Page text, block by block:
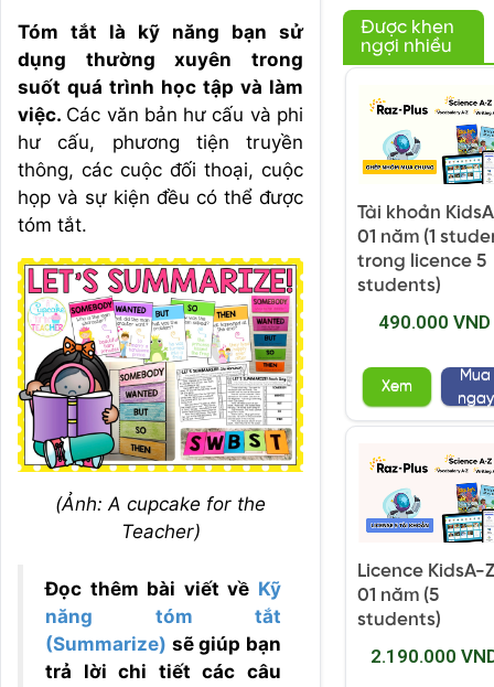
Tóm tắt là kỹ năng bạn sử
dụng thường xuyên trong
suốt quá trình học tập và làm
việc. Các văn bản hư cấu và phi
hư cấu, phương tiện truyền
thông, các cuộc đối thoại, cuộc
họp và sự kiện đều có thể được
tóm tắt.
(Ảnh: A cupcake for the
Teacher)
Đọc thêm bài viết về Kỹ
năng tóm tắt
(Summarize) sẽ giúp bạn
trả lời chi tiết các câu
Được khen
ngợi nhiều
Tài khoản
01 năm (1
trong licence 5
students)
490.000 VND
Xem
Mua
ngay
Licence KidsA-Z
01 năm (5
students)
2.190.000